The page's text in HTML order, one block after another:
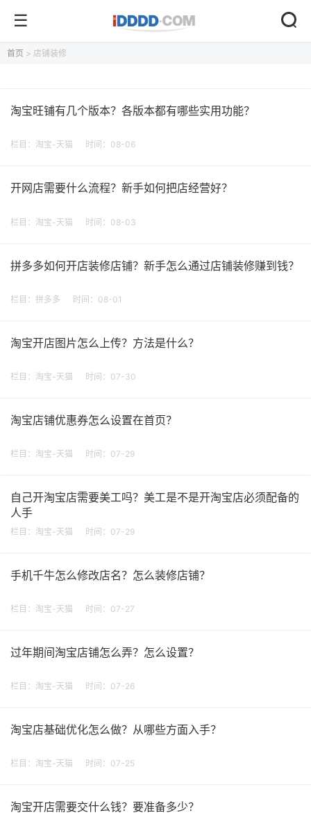
首页 > 店铺装修
淘宝旺铺有几个版本？各版本都有哪些实用功能？
栏目： 淘宝-天猫 时间：08-06
开网店需要什么流程？新手如何把店经营好？
栏目： 淘宝-天猫 时间：08-03
拼多多如何开店装修店铺？新手怎么通过店铺装修赚到钱？
栏目： 拼多多 时间：08-01
淘宝开店图片怎么上传？方法是什么？
栏目： 淘宝-天猫 时间：07-30
淘宝店铺优惠券怎么设置在首页？
栏目： 淘宝-天猫 时间：07-29
自己开淘宝店需要美工吗？美工是不是开淘宝店必须配备的
人手
栏目： 淘宝-天猫 时间：07-29
手机千牛怎么修改店名？怎么装修店铺？
栏目： 淘宝-天猫 时间：07-27
过年期间淘宝店铺怎么弄？怎么设置？
栏目： 淘宝-天猫 时间：07-26
淘宝店基础优化怎么做？从哪些方面入手？
栏目： 淘宝-天猫 时间：07-25
淘宝开店需要交什么钱？要准备多少？